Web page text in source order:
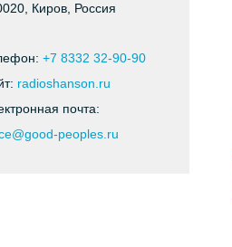
Киров, Россия
+7 8332 32-90-90
radioshanson.ru
почта:
peoples.ru